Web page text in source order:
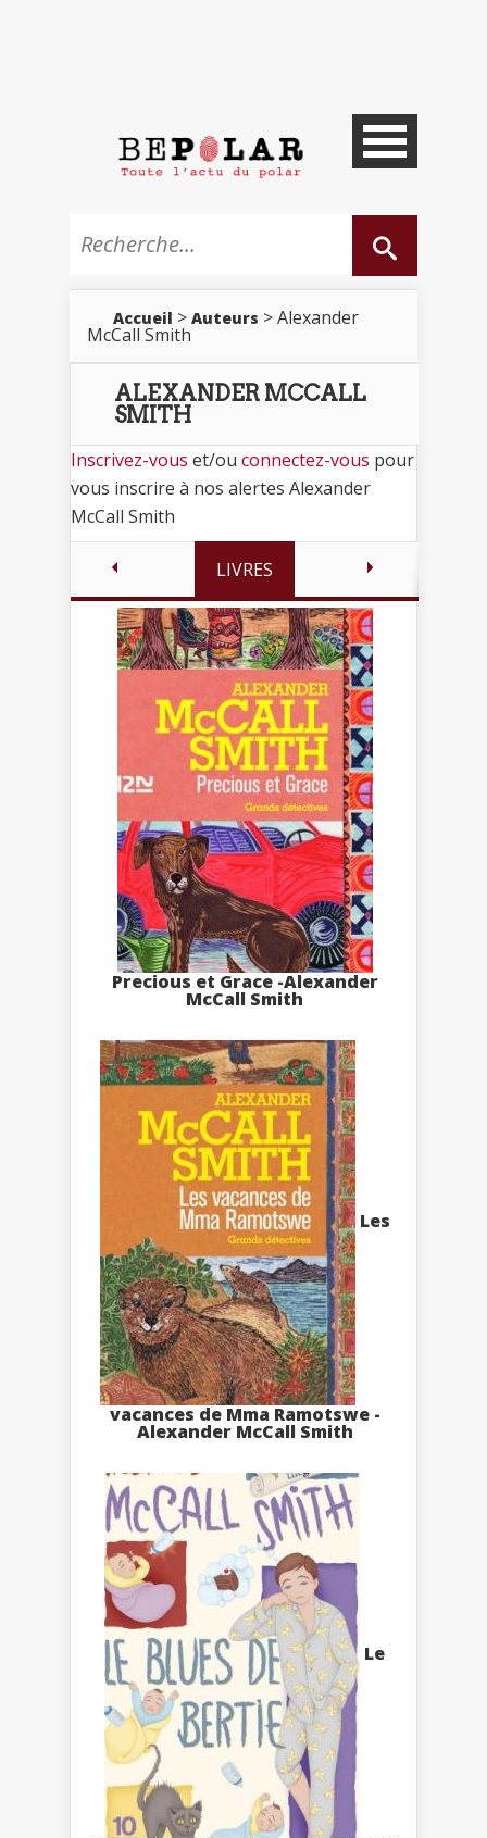
Accueil > Auteurs > Alexander
McCall Smith
ALEXANDER MCCALL
SMITH
Inscrivez-vous et/ou connectez-vous pour
vous inscrire à nos alertes Alexander
McCall Smith
LIVRES
Precious et Grace -Alexander
McCall Smith
Les
vacances de Mma Ramotswe -
Alexander McCall Smith
Le